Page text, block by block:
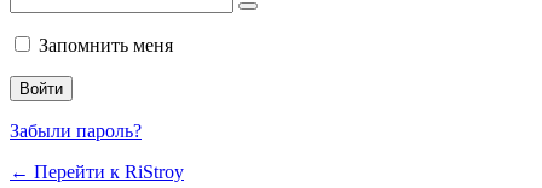
Запомнить меня
Забыли пароль?
← Перейти к RiStroy